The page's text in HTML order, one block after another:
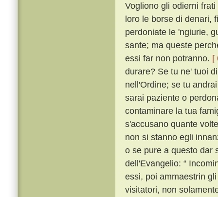
Vogliono gli odierni
loro le borse di denari,
perdoniate le 'ngiurie,
sante; ma queste
essi far non potranno. [
durare? Se tu ne' tuoi
nell'Ordine; se tu
sarai paziente o
contaminare la tua
s'accusano quante
non si stanno egli
o se pure a questo dar
dell'Evangelio: “
essi, poi ammaestrin
visitatori, non